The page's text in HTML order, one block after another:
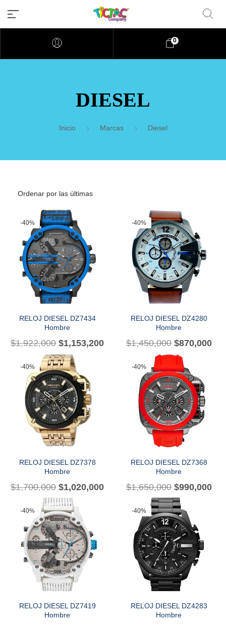
0
DIESEL
Inicio Marcas Diesel
-40%
RELOJ DIESEL DZ7434
Hombre
$1,922,000 $1,153,200
-40%
RELOJ DIESEL DZ4280
Hombre
$1,450,000 $870,000
-40%
RELOJ DIESEL DZ7378
Hombre
$1,700,000 $1,020,000
-40%
RELOJ DIESEL DZ7368
Hombre
$1,650,000 $990,000
-40%
RELOJ DIESEL DZ7419
Hombre
-40%
RELOJ DIESEL DZ4283
Hombre